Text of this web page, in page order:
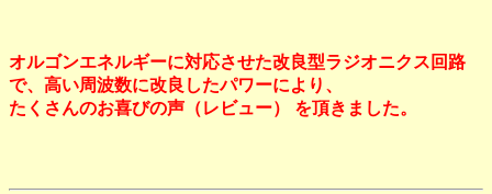
オルゴンエネルギーに対応させた改良型ラジオニクス回路
で、高い周波数に改良したパワーにより、
たくさんのお喜びの声（レビュー） を頂きました。